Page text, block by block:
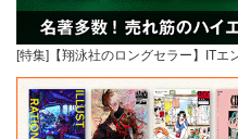
[特集]【翔泳社のロングセラー】IT